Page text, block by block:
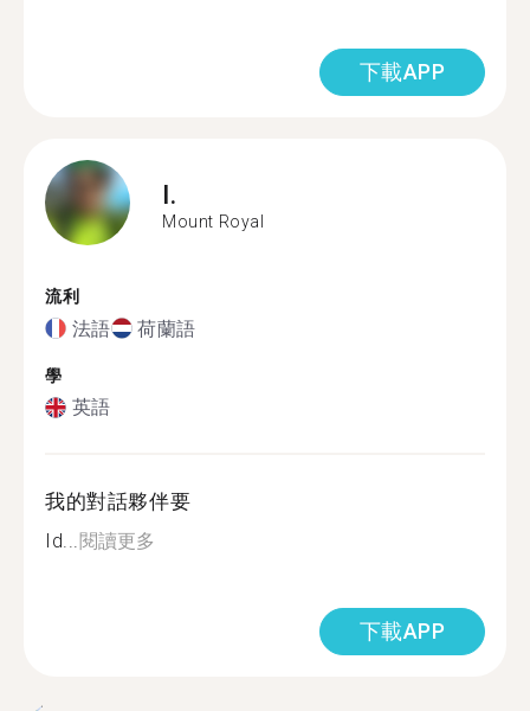
下載APP
I.
Mount Royal
流利
法語 荷蘭語
學
英語
我的對話夥伴要
Id...閱讀更多
下載APP